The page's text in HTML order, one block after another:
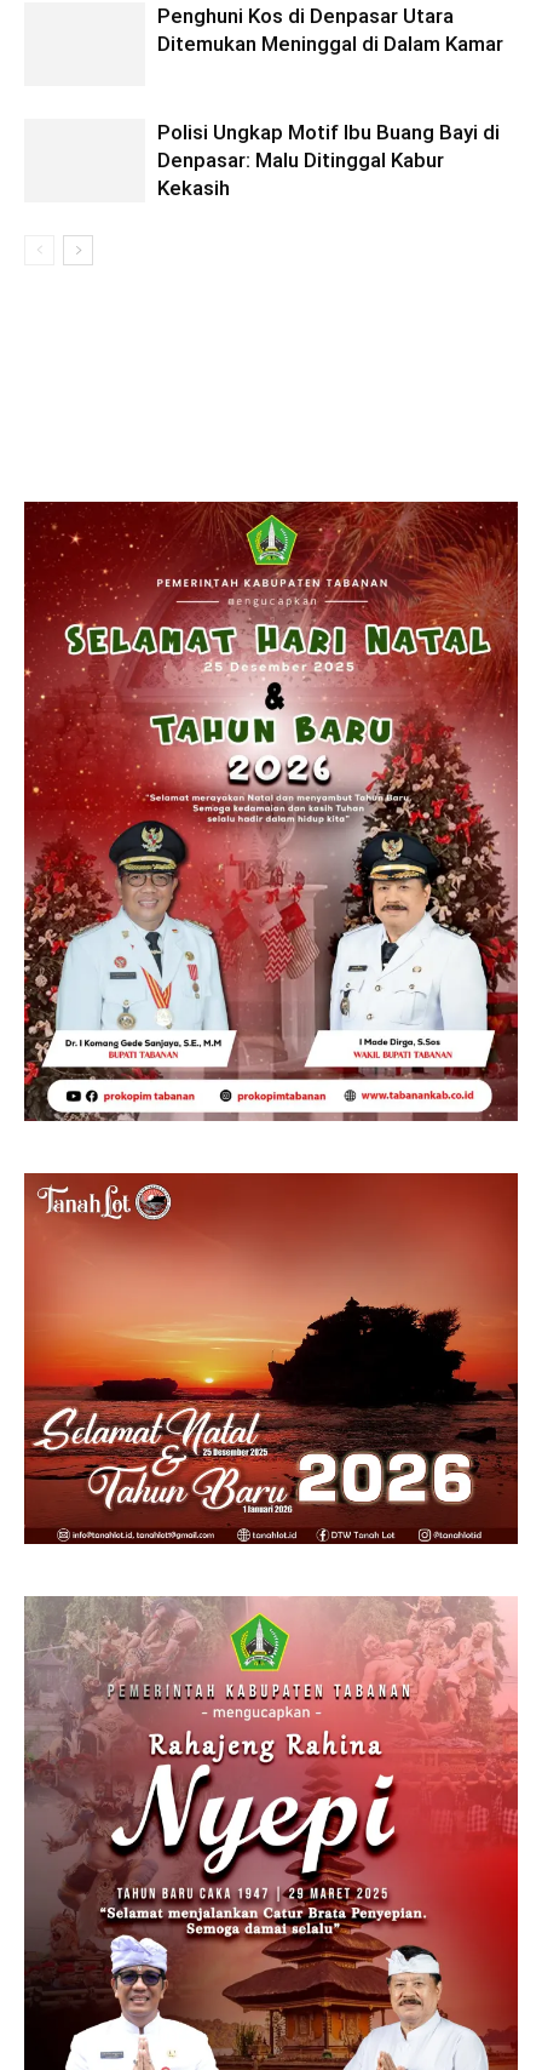
Penghuni Kos di Denpasar Utara
Ditemukan Meninggal di Dalam Kamar
Polisi Ungkap Motif Ibu Buang Bayi di
Denpasar: Malu Ditinggal Kabur
Kekasih